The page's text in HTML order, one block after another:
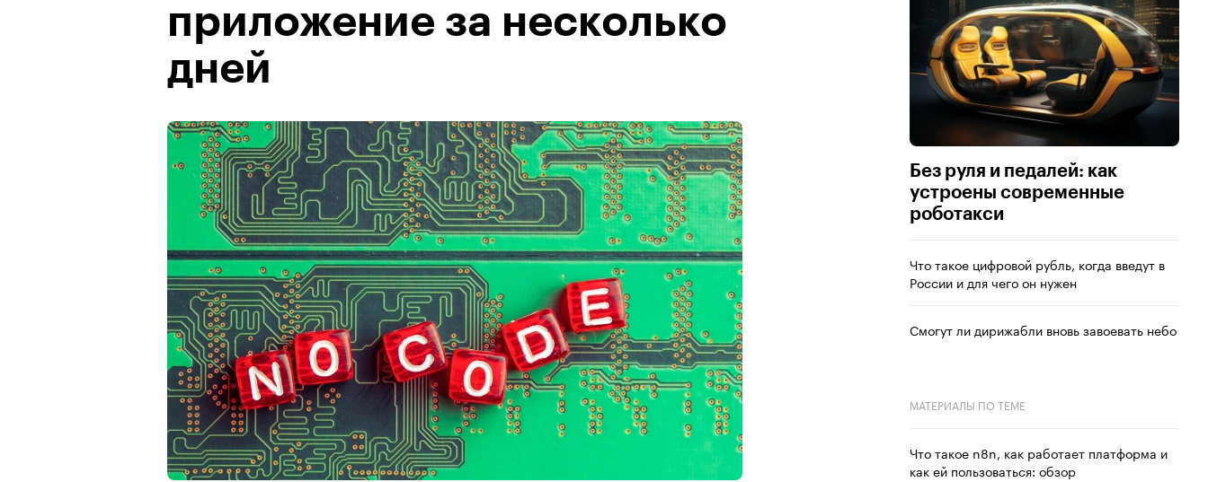
приложение за несколько
дней
Без руля и педалей: как
устроены современные
роботакси
Что такое цифровой рубль, когда введут в
России и для чего он нужен
Смогут ли дирижабли вновь завоевать небо
МАТЕРИАЛЫ ПО ТЕМЕ
Что такое n8n, как работает платформа и
как ей пользоваться: обзор